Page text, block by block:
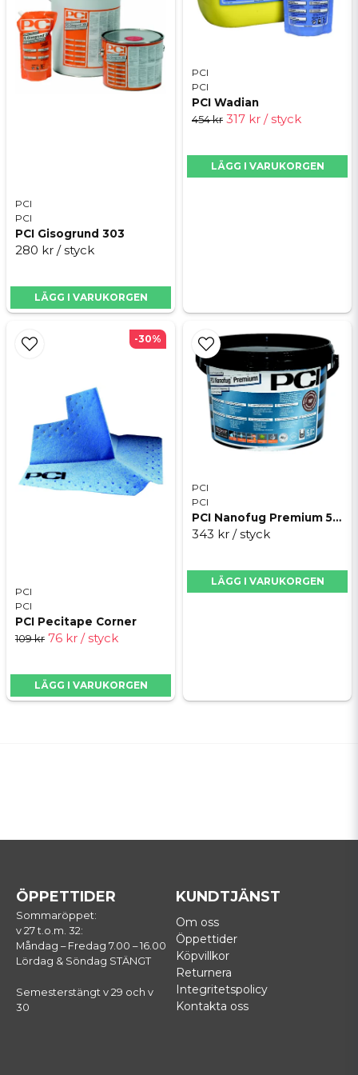
PCI
PCI
PCI Gisogrund 303
280 kr / styck
LÄGG I VARUKORGEN
PCI
PCI
PCI Wadian
454 kr 317 kr / styck
LÄGG I VARUKORGEN
PCI
PCI
PCI Pecitape Corner
109 kr 76 kr / styck
LÄGG I VARUKORGEN
-30%
PCI
PCI
PCI Nanofug Premium 5kg
343 kr / styck
LÄGG I VARUKORGEN
ÖPPETTIDER
Sommaröppet:
v 27 t.o.m. 32:
Måndag – Fredag 7.00 – 16.00
Lördag & Söndag STÄNGT
Semesterstängt v 29 och v
30
KUNDTJÄNST
Om oss
Öppettider
Köpvillkor
Returnera
Integritetspolicy
Kontakta oss